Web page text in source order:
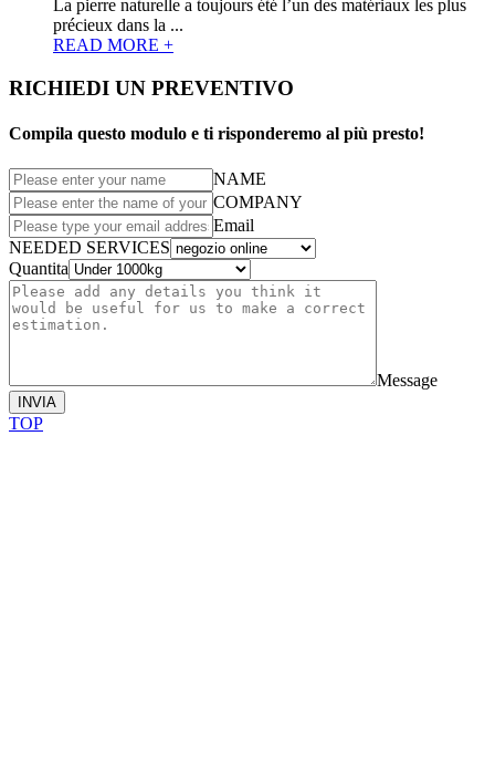
La pierre naturelle a toujours été l’un des matériaux les plus
précieux dans la ...
READ MORE +
RICHIEDI UN PREVENTIVO
Compila questo modulo e ti risponderemo al più presto!
NAME
COMPANY
Email
NEEDED SERVICES
Quantita
Message
INVIA
TOP